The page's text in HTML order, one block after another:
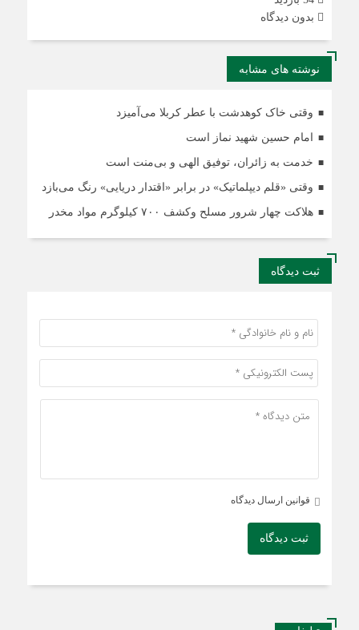
بدون دیدگاه
نوشته های مشابه
وقتی خاک کوهدشت با عطر کربلا می‌آمیزد
امام حسین شهید نماز است
خدمت به زائران، توفیق الهی و بی‌منت است
وقتی «قلم دیپلماتیک» در برابر «اقتدار دریایی» رنگ می‌بازد
هلاکت چهار شرور مسلح وکشف ۷۰۰ کیلوگرم مواد مخدر
ثبت دیدگاه
قوانین ارسال دیدگاه
ثبت دیدگاه